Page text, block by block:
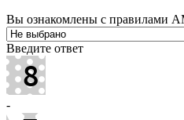
Вы ознакомлены с правилами
Введите ответ
-